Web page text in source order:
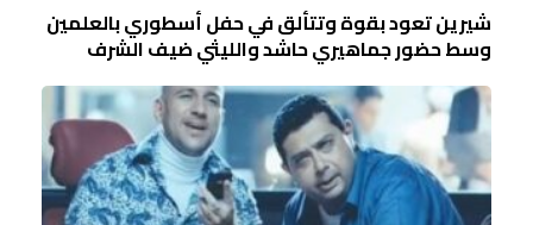
شيرين تعود بقوة وتتألق في حفل أسطوري بالعلمين
وسط حضور جماهيري حاشد والليثي ضيف الشرف